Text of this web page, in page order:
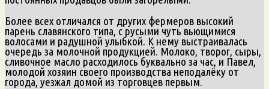
Более всех отличался от других фермеров высокий
парень славянского типа, с русыми чуть вьющимися
волосами и радушной улыбкой. К нему выстраивалась
очередь за молочной продукцией. Молоко, творог, сыры,
сливочное масло расходилось буквально за час, и Павел,
молодой хозяин своего производства неподалёку от
города, уезжал домой из торговцев первым.